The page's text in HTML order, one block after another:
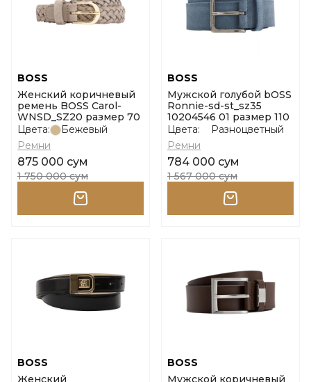
BOSS
Женский коричневый
ремень BOSS Carol-
WNSD_SZ20 размер 70
Цвета:
Бежевый
Ремни
875 000 сум
1 750 000 сум
BOSS
Мужской голубой bOSS
Ronnie-sd-st_sz35
10204546 01 размер 110
Цвета:
Разноцветный
Ремни
784 000 сум
1 567 000 сум
BOSS
Женский
BOSS
Мужской коричневый